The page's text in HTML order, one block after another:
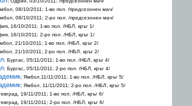
08/10/2011; 1-во пол. /предсезонен мач/
08/10/2011; 2-ро пол. /предсезонен мач/
16/10/2011; 1-во пол. /НБЛ, кръг 1/
16/10/2011; 2-ро пол. /НБЛ, кръг 1/
21/10/2011; 1-во пол. /НБЛ, кръг 2/
21/10/2011; 2-ро пол. /НБЛ, кръг 2/
; Бургас, 05/11/2011; 1-во пол. /НБЛ, кръг 4/
; Бургас, 05/11/2011; 2-ро пол. /НБЛ, кръг 4/
; Ямбол,11/11/2011; 1-во пол. /НБЛ, кръг 5/
; Ямбол, 11/11/2011; 2-ро пол. /НБЛ, кръг 5/
19/11/2011; 1-во пол. /НБЛ, кръг 6/
19/11/2011; 2-ро пол. /НБЛ, кръг 6/